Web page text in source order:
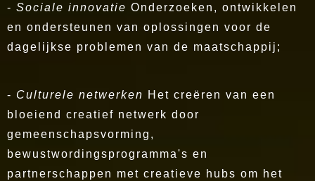
- Sociale innovatie Onderzoeken, ontwikkelen
en ondersteunen van oplossingen voor de
dagelijkse problemen van de maatschappij;
- Culturele netwerken Het creëren van een
bloeiend creatief netwerk door
gemeenschapsvorming,
bewustwordingsprogramma's en
partnerschappen met creatieve hubs om het